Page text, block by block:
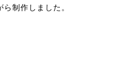
制作しました。